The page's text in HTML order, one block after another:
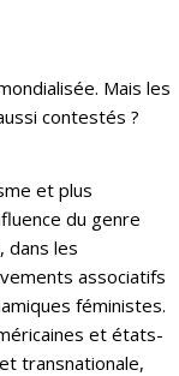
Mais les
contestés ?
et plus
du genre
dans les
associatifs
féministes.
et états-
transnationale,